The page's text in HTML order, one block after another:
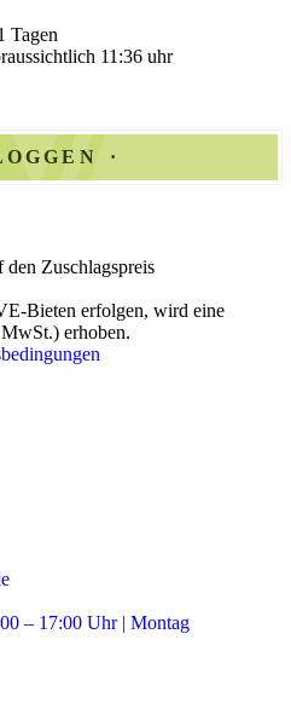
Tagen
11:36 uhr
Zuschlagspreis
Bieten erfolgen, wird eine
erhoben.
– 17:00 Uhr | Montag